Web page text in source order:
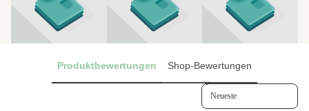
Produktbewertungen Shop-Bewertungen
Sort reviews by